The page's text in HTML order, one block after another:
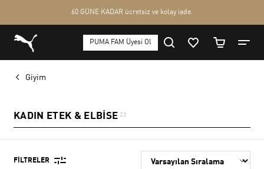
Giyim
KADIN ETEK & ELBISE 23
FILTRELER